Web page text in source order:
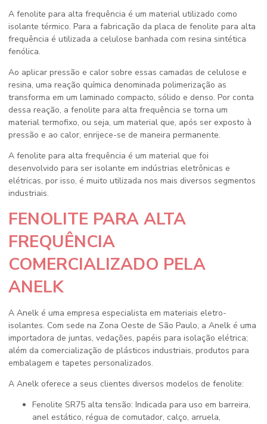
A fenolite para alta frequência é um material utilizado como
isolante térmico. Para a fabricação da placa de fenolite para alta
frequência é utilizada a celulose banhada com resina sintética
fenólica.
Ao aplicar pressão e calor sobre essas camadas de celulose e
resina, uma reação química denominada polimerização as
transforma em um laminado compacto, sólido e denso. Por conta
dessa reação, a fenolite para alta frequência se torna um
material termofixo, ou seja, um material que, após ser exposto à
pressão e ao calor, enrijece-se de maneira permanente.
A fenolite para alta frequência é um material que foi
desenvolvido para ser isolante em indústrias eletrônicas e
elétricas, por isso, é muito utilizada nos mais diversos segmentos
industriais.
FENOLITE PARA ALTA
FREQUÊNCIA
COMERCIALIZADO PELA
ANELK
A Anelk é uma empresa especialista em materiais eletro-
isolantes. Com sede na Zona Oeste de São Paulo, a Anelk é uma
importadora de juntas, vedações, papéis para isolação elétrica;
além da comercialização de plásticos industriais, produtos para
embalagem e tapetes personalizados.
A Anelk oferece a seus clientes diversos modelos de fenolite:
Fenolite SR75 alta tensão: Indicada para uso em barreira,
anel estático, régua de comutador, calço, arruela,